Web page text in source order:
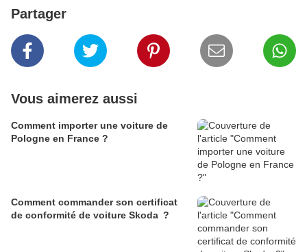
Partager
Vous aimerez aussi
Comment importer une voiture de
Pologne en France ?
Comment commander son certificat
de conformité de voiture Skoda ?